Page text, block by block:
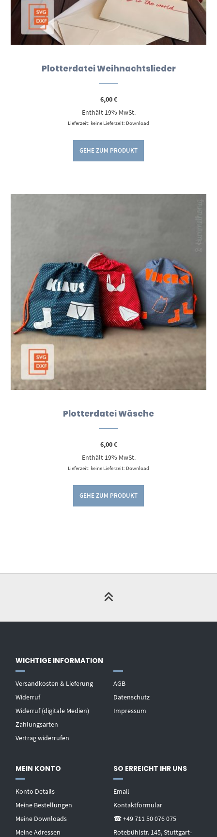
Plotterdatei Weihnachtslieder
6,00€
Enthält 19% MwSt.
Lieferzeit: keine Lieferzeit: Download
GEHE ZUM PRODUKT
Plotterdatei Wäsche
6,00€
Enthält 19% MwSt.
Lieferzeit: keine Lieferzeit: Download
GEHE ZUM PRODUKT
WICHTIGE INFORMATION
Versandkosten & Lieferung
Widerruf
Widerruf (digitale Medien)
Zahlungsarten
Vertrag widerrufen
AGB
Datenschutz
Impressum
MEIN KONTO
Konto Details
Meine Bestellungen
Meine Downloads
Meine Adressen
SO ERREICHT IHR UNS
Email
Kontaktformular
☎ +49 711 50 076 075
Rotebühlstr. 145, Stuttgart-